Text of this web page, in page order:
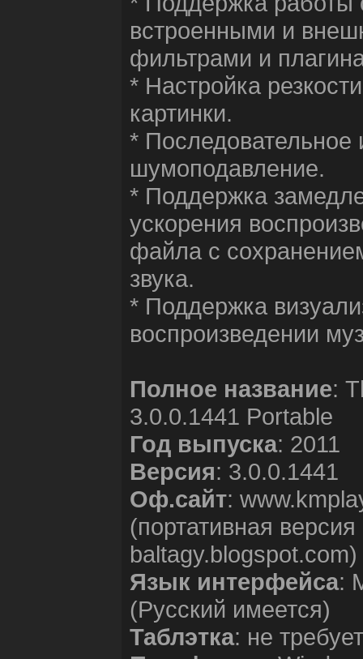
встроенными и
фильтрами и
* Настройка
картинки.
* Последовательное
шумоподавление.
* Поддержка
ускорения
файла с
звука.
* Поддержка
воспроизведении
Полное название:
3.0.0.1441 Portable
Год выпуска: 2011
Версия: 3.0.0.1441
Оф.сайт:
(портативная версия
baltagy.blogspot.com)
Язык интерфейса:
(Русский имеется)
Таблэтка: не